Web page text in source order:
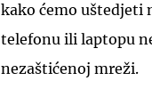
kako ćemo uštedjeti
telefonu ili laptopu
nezaštićenoj mreži.